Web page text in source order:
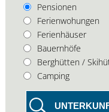
Pensionen
Ferienwohungen
Ferienhäuser
Bauernhöfe
Berghütten /
Camping